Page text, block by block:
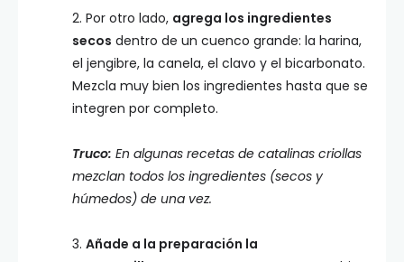
2. Por otro lado, agrega los ingredientes
secos dentro de un cuenco grande: la harina,
el jengibre, la canela, el clavo y el bicarbonato.
Mezcla muy bien los ingredientes hasta que se
integren por completo.
Truco: En algunas recetas de catalinas criollas
mezclan todos los ingredientes (secos y
húmedos) de una vez.
3. Añade a la preparación la